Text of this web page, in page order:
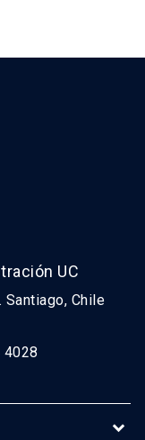
UC
Santiago, Chile